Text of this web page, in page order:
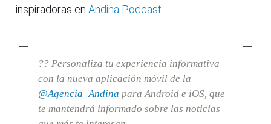
inspiradoras en Andina Podcast.
?? Personaliza tu experiencia informativa
con la nueva aplicación móvil de la
@Agencia_Andina para Android e iOS, que
te mantendrá informado sobre las noticias